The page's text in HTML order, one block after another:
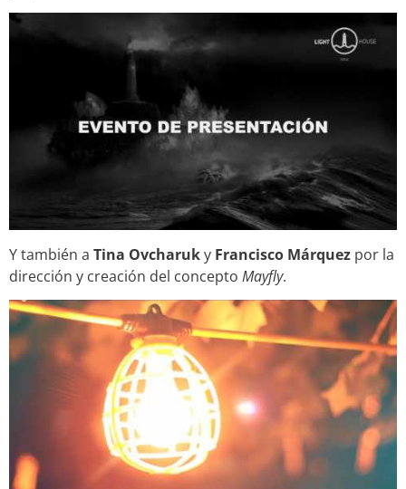
Y también a Tina Ovcharuky Francisco Márquez por la
dirección y creación del concepto Mayfly.